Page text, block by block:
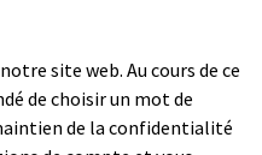
site web. Au cours de ce
de choisir un mot de
de la confidentialité